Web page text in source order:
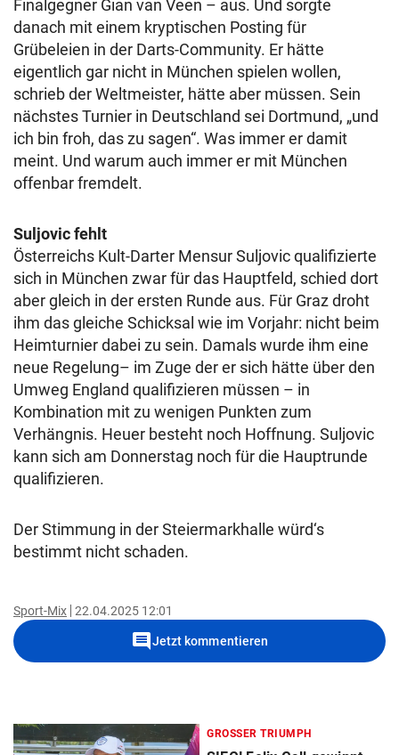
Finalgegner Gian van Veen – aus. Und sorgte
danach mit einem kryptischen Posting für
Grübeleien in der Darts-Community. Er hätte
eigentlich gar nicht in München spielen wollen,
schrieb der Weltmeister, hätte aber müssen. Sein
nächstes Turnier in Deutschland sei Dortmund, „und
ich bin froh, das zu sagen“. Was immer er damit
meint. Und warum auch immer er mit München
offenbar fremdelt.
Suljovic fehlt
Österreichs Kult-Darter Mensur Suljovic qualifizierte
sich in München zwar für das Hauptfeld, schied dort
aber gleich in der ersten Runde aus. Für Graz droht
ihm das gleiche Schicksal wie im Vorjahr: nicht beim
Heimturnier dabei zu sein. Damals wurde ihm eine
neue Regelung– im Zuge der er sich hätte über den
Umweg England qualifizieren müssen – in
Kombination mit zu wenigen Punkten zum
Verhängnis. Heuer besteht noch Hoffnung. Suljovic
kann sich am Donnerstag noch für die Hauptrunde
qualifizieren.
Der Stimmung in der Steiermarkhalle würd‘s
bestimmt nicht schaden.
Sport-Mix 22.04.2025 12:01
commentJetzt kommentieren
GROSSER TRIUMPH